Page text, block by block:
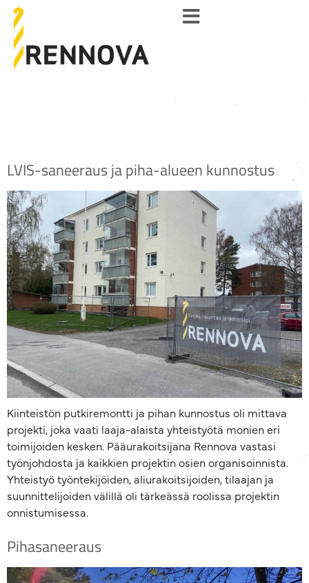
LVIS-saneeraus ja piha-alueen kunnostus
Kiinteistön putkiremontti ja pihan kunnostus oli mittava
projekti, joka vaati laaja-alaista yhteistyötä monien eri
toimijoiden kesken. Pääurakoitsijana Rennova vastasi
työnjohdosta ja kaikkien projektin osien organisoinnista.
Yhteistyö työntekijöiden, aliurakoitsijoiden, tilaajan ja
suunnittelijoiden välillä oli tärkeässä roolissa projektin
onnistumisessa.
Pihasaneeraus